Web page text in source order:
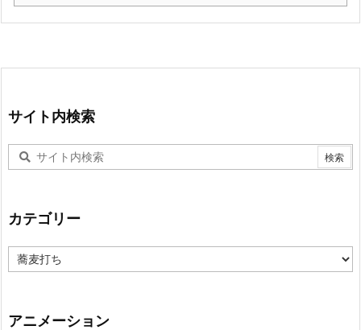
サイト内検索
カテゴリー
カ
ー
アニメーション